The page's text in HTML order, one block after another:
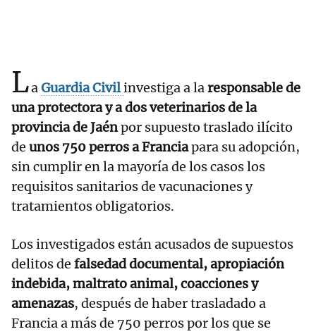
LaGuardia Civilinvestiga a laresponsable de
una protectora y a dos veterinarios de la
provincia de Jaénpor supuesto traslado ilícito
de unos 750 perros a Franciapara su adopción,
sin cumplir en la mayoría de los casos los
requisitos sanitarios de vacunaciones y
tratamientos obligatorios.
Los investigados están acusados de supuestos
delitos de falsedad documental, apropiación
indebida, maltrato animal, coacciones y
amenazas, después de haber trasladado a
Francia a más de 750 perros por los que se